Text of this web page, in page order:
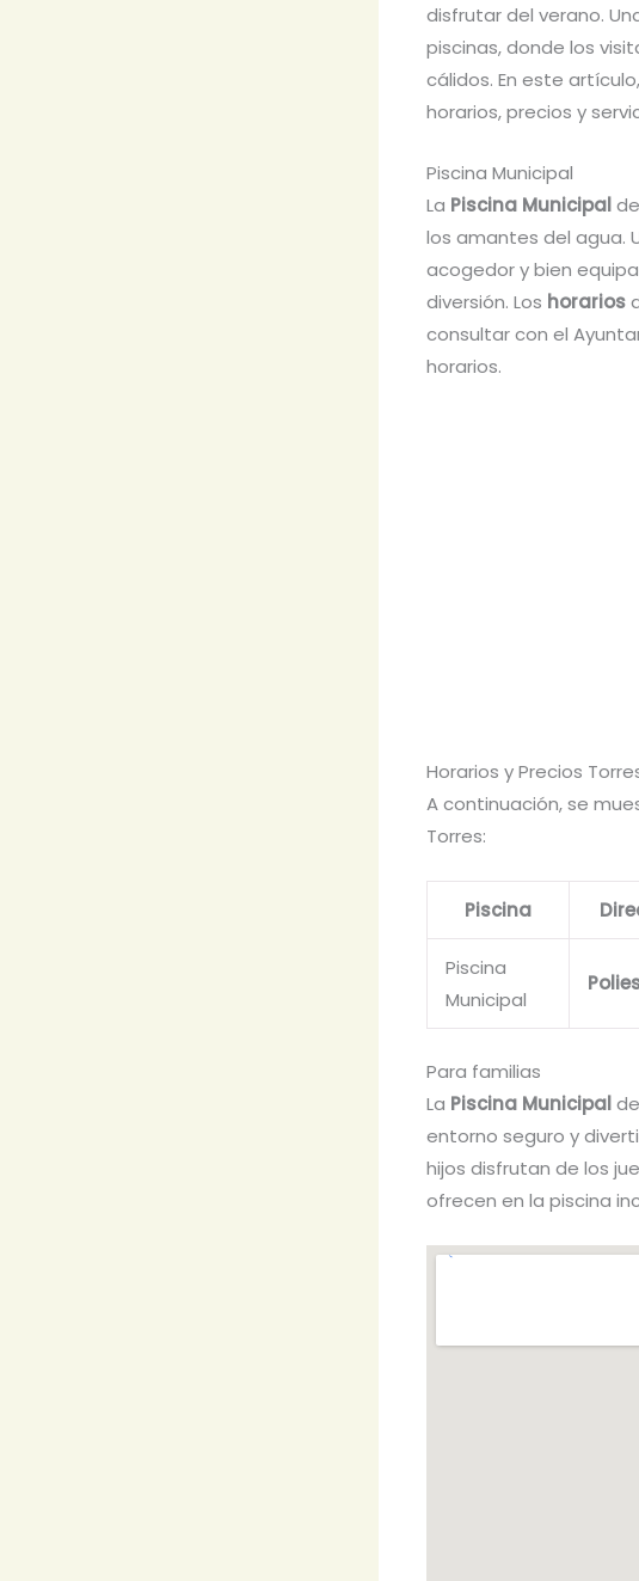
disfrutar del verano.
piscinas, donde los
cálidos. En este
horarios, precios y
Piscina Municipal
La Piscina Municipal
los amantes del agua.
acogedor y bien
diversión. Los horarios
consultar con el
horarios.
Horarios y Precios
A continuación, se
Torres:
Piscina
Piscina
Municipal
Para familias
La Piscina Municipal
entorno seguro y
hijos disfrutan de los
ofrecen en la piscina